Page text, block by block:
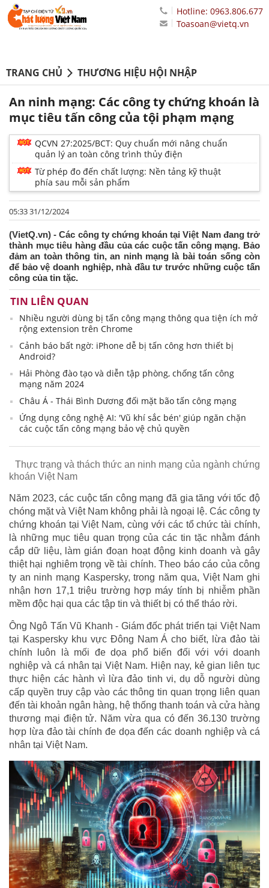
Hotline: 0963.806.677
Toasoan@vietq.vn
TRANG CHỦ THƯƠNG HIỆU HỘI NHẬP
An ninh mạng: Các công ty chứng khoán là
mục tiêu tấn công của tội phạm mạng
QCVN 27:2025/BCT: Quy chuẩn mới nâng chuẩn
quản lý an toàn công trình thủy điện
Từ phép đo đến chất lượng: Nền tảng kỹ thuật
phía sau mỗi sản phẩm
05:33 31/12/2024
(VietQ.vn) - Các công ty chứng khoán tại Việt Nam đang trở
thành mục tiêu hàng đầu của các cuộc tấn công mạng. Bảo
đảm an toàn thông tin, an ninh mạng là bài toán sống còn
để bảo vệ doanh nghiệp, nhà đầu tư trước những cuộc tấn
công của tin tặc.
TIN LIÊN QUAN
Nhiều người dùng bị tấn công mạng thông qua tiện ích mở
rộng extension trên Chrome
Cảnh báo bất ngờ: iPhone dễ bị tấn công hơn thiết bị
Android?
Hải Phòng đào tạo và diễn tập phòng, chống tấn công
mạng năm 2024
Châu Á - Thái Bình Dương đối mặt bão tấn công mạng
Ứng dụng công nghệ AI: 'Vũ khí sắc bén' giúp ngăn chặn
các cuộc tấn công mạng bảo vệ chủ quyền
Thực trạng và thách thức an ninh mạng của ngành chứng
khoán Việt Nam
Năm 2023, các cuộc tấn công mạng đã gia tăng với tốc độ
chóng mặt và Việt Nam không phải là ngoại lệ. Các công ty
chứng khoán tại Việt Nam, cùng với các tổ chức tài chính,
là những mục tiêu quan trọng của các tin tặc nhằm đánh
cắp dữ liệu, làm gián đoạn hoạt động kinh doanh và gây
thiệt hại nghiêm trọng về tài chính. Theo báo cáo của công
ty an ninh mạng Kaspersky, trong năm qua, Việt Nam ghi
nhận hơn 17,1 triệu trường hợp máy tính bị nhiễm phần
mềm độc hại qua các tập tin và thiết bị có thể tháo rời.
Ông Ngô Tấn Vũ Khanh - Giám đốc phát triển tại Việt Nam
tại Kaspersky khu vực Đông Nam Á cho biết, lừa đảo tài
chính luôn là mối đe dọa phổ biến đối với với doanh
nghiệp và cá nhân tại Việt Nam. Hiện nay, kẻ gian liên tục
thực hiện các hành vì lừa đảo tinh vi, dụ dỗ người dùng
cấp quyền truy cập vào các thông tin quan trọng liên quan
đến tài khoản ngân hàng, hệ thống thanh toán và cửa hàng
thương mại điện tử. Năm vừa qua có đến 36.130 trường
hợp lừa đảo tài chính đe dọa đến các doanh nghiệp và cá
nhân tại Việt Nam.